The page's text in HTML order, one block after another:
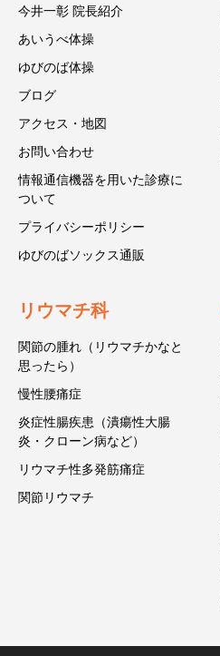
今井一彰 院長紹介
あいうべ体操
ゆびのば体操
ブログ
アクセス・地図
お問い合わせ
情報通信機器を用いた診療に
ついて
プライバシーポリシー
ゆびのばソックス通販
リウマチ科
関節の腫れ（リウマチかなと
思ったら）
慢性腰痛症
炎症性腸疾患（潰瘍性大腸
炎・クローン病など）
リウマチ性多発筋痛症
関節リウマチ